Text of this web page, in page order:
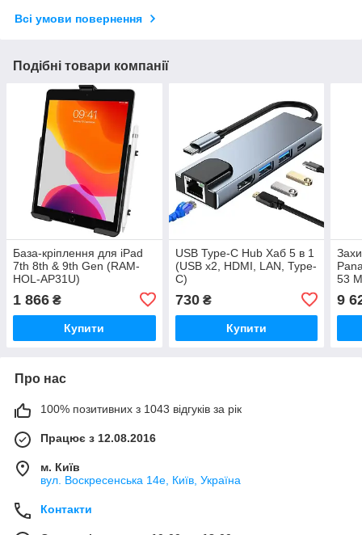
Всі умови повернення
Подібні товари компанії
База-кріплення для iPad
7th 8th & 9th Gen (RAM-
HOL-AP31U)
1 866 ₴
Купити
USB Type-C Hub Хаб 5 в 1
(USB x2, HDMI, LAN, Type-
C)
730₴
Купити
53
9
Про нас
100% позитивних з 1043 відгуків за рік
Працює з 12.08.2016
м. Київ
вул. Воскресенська 14е, Київ, Україна
Контакти